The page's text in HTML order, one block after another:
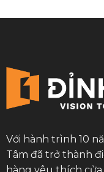
Với hành trình 10
Tâm đã trở thành